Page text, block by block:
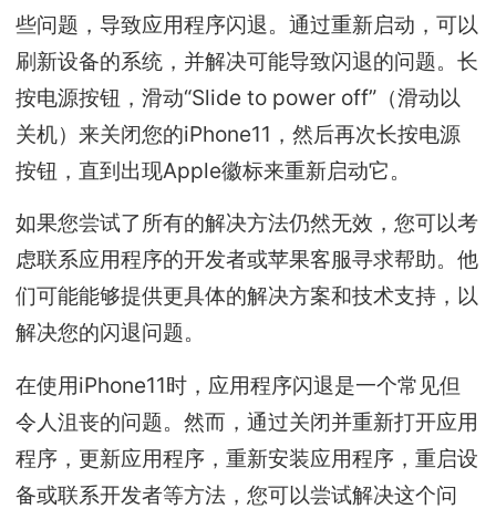
些问题，导致应用程序闪退。通过重新启动，可以
刷新设备的系统，并解决可能导致闪退的问题。长
按电源按钮，滑动“Slide to power off”（滑动以
关机）来关闭您的iPhone11，然后再次长按电源
按钮，直到出现Apple徽标来重新启动它。
如果您尝试了所有的解决方法仍然无效，您可以考
虑联系应用程序的开发者或苹果客服寻求帮助。他
们可能能够提供更具体的解决方案和技术支持，以
解决您的闪退问题。
在使用iPhone11时，应用程序闪退是一个常见但
令人沮丧的问题。然而，通过关闭并重新打开应用
程序，更新应用程序，重新安装应用程序，重启设
备或联系开发者等方法，您可以尝试解决这个问